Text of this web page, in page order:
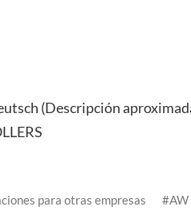
(Descripción
para otras empresas AW